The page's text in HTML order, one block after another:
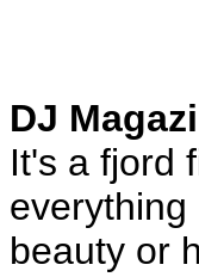
DJ
It's a fjord
beauty or